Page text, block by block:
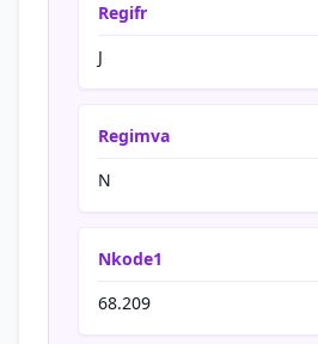
Regifr
J
Regimva
N
Nkode1
68.209